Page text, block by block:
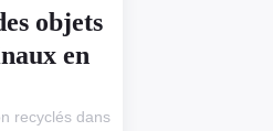
objets
en
recyclés dans